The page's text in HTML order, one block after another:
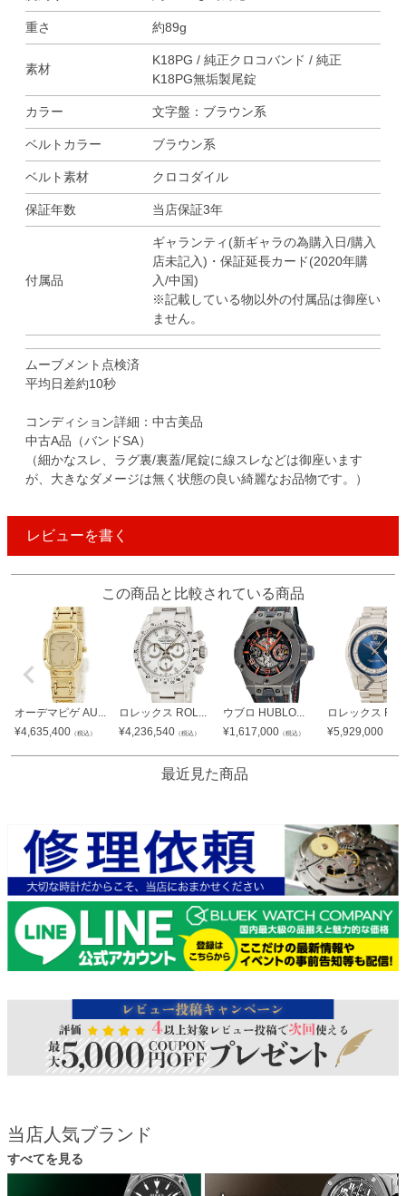
重さ 約89g
素材
K18PG / 純正クロコバンド / 純正
K18PG無垢製尾錠
カラー 文字盤：ブラウン系
ベルトカラー ブラウン系
ベルト素材 クロコダイル
保証年数 当店保証3年
付属品
ギャランティ(新ギャラの為購入日/購入
店未記入)・保証延長カード(2020年購
入/中国)
※記載している物以外の付属品は御座い
ません。
ムーブメント点検済
平均日差約10秒
コンディション詳細：中古美品
中古A品（バンドSA）
（細かなスレ、ラグ裏/裏蓋/尾錠に線スレなどは御座います
が、大きなダメージは無く状態の良い綺麗なお品物です。）
レビューを書く
この商品と比較されている商品
オーデマピゲ AU...
¥4,635,400 （税込）
ロレックス ROL...
¥4,236,540 （税込）
ウブロ HUBLO...
¥1,617,000 （税込）
ロレックス
¥5,929,000
最近見た商品
当店人気ブランド
すべてを見る